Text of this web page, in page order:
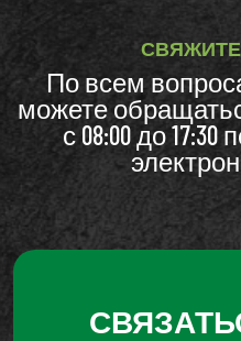
По всем
можете
с 08:00 до